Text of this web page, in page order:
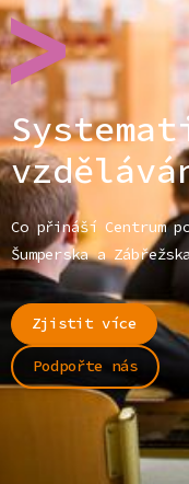
Co přináší Centrum
Šumperska a Zábřežska
Zjistit více
Podpořte nás